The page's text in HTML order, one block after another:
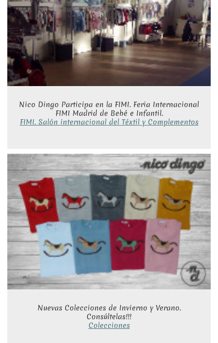
Nico Dingo Participa en la FIMI. Feria Internacional
FIMI Madrid de Bebé e Infantil.
FIMI. Salón internacional del Téxtil y Complementos
Nuevas Colecciones de Invierno y Verano.
Consúltelas!!!
Colecciones